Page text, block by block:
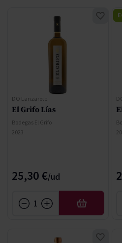
DO Lanzarote
El Grifo Lías
Bodegas El Grifo
2023
25,30 €
AFEGIR